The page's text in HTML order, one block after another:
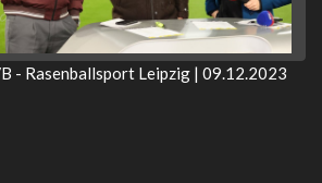
- Rasenballsport Leipzig | 09.12.2023